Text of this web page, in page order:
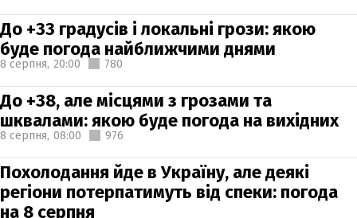
До +33 градусів і локальні грози: якою
буде погода найближчими днями
8 серпня, 20:00 780
До +38, але місцями з грозами та
шквалами: якою буде погода на вихідних
8 серпня, 08:00 976
Похолодання йде в Україну, але деякі
регіони потерпатимуть від спеки: погода
на 8 серпня